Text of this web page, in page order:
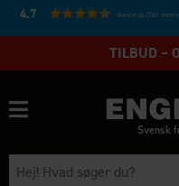
4.7 Baseret på 27231
TILBUD –
Svensk